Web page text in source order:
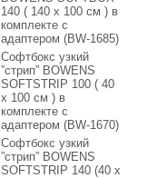
140 ( 140 x 100 см ) в
комплекте с
адаптером (BW-1685)
Софтбокс узкий
”стрип” BOWENS
SOFTSTRIP 100 ( 40
x 100 см ) в
комплекте с
адаптером (BW-1670)
Софтбокс узкий
”стрип” BOWENS
SOFTSTRIP 140 (40 x